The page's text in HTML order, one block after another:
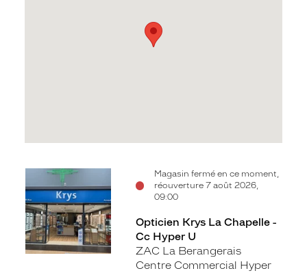
Magasin fermé en ce moment,
réouverture 7 août 2026,
09:00
la
fiche
Opticien Krys La Chapelle -
Cc Hyper U
ZAC La Berangerais
Centre Commercial Hyper